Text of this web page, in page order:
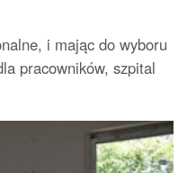
i mając do wyboru
pracowników, szpital